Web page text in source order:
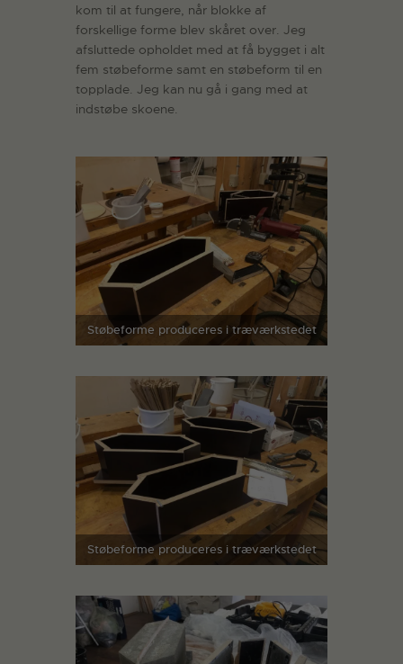
kom til at fungere, når blokke af
forskellige forme blev skåret over. Jeg
afsluttede opholdet med at få bygget i alt
fem støbeforme samt en støbeform til en
topplade. Jeg kan nu gå i gang med at
indstøbe skoene.
Støbeforme produceres i træværkstedet
Støbeforme produceres i træværkstedet